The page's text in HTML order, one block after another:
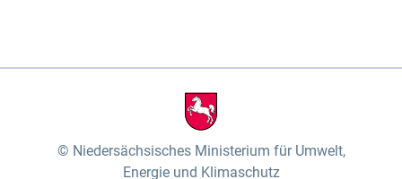
Niedersächsisches Ministerium für Umwelt,
Energie und Klimaschutz